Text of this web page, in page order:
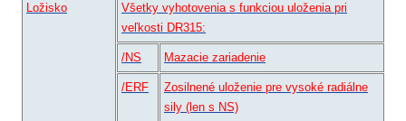
Ložisko
Všetky vyhotovenia s funkciou uloženia pri
veľkosti DR315:
/NS Mazacie zariadenie
/ERF
Zosilnené uloženie pre vysoké radiálne
sily (len s NS)